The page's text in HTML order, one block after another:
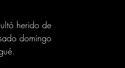
herido de
domingo